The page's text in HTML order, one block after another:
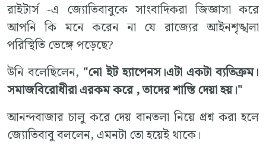
রাইটার্স -এ জ্যোতিবাবুকে সাংবাদিকরা জিজ্ঞাসা করে
আপনি কি মনে করেন না যে রাজ্যের আইনশৃঙ্খলা
পরিস্থিতি ভেঙ্গে পড়েছে?
উনি বলেছিলেন, "নো ইট হ্যাপেনস।এটা একটা ব্যতিক্রম।
সমাজবিরোধীরা এরকম করে , তাদের শাস্তি দেয়া হয়।"
আনন্দবাজার চালু করে দেয় বানতলা নিয়ে প্রশ্ন করা হলে
জ্যোতিবাবু বললেন, এমনটা তো হয়েই থাকে।